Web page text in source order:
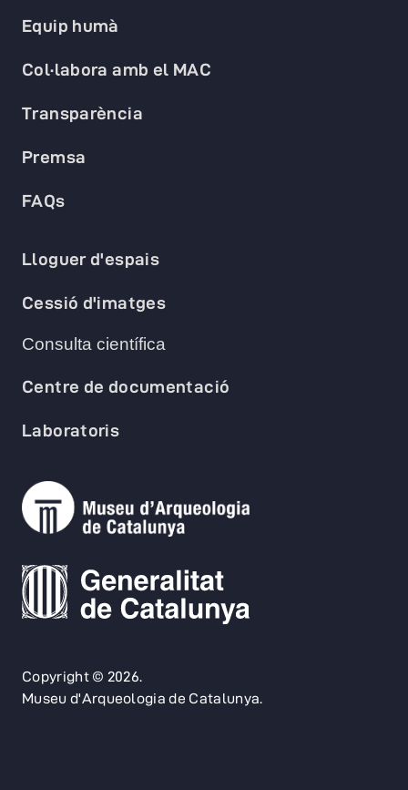
Copyright © 2026.
Museu d'Arqueologia de Catalunya.
Equip humà
Col·labora amb el MAC
Transparència
Premsa
FAQs
Lloguer d'espais
Cessió d'imatges
Consulta científica
Centre de documentació
Laboratoris